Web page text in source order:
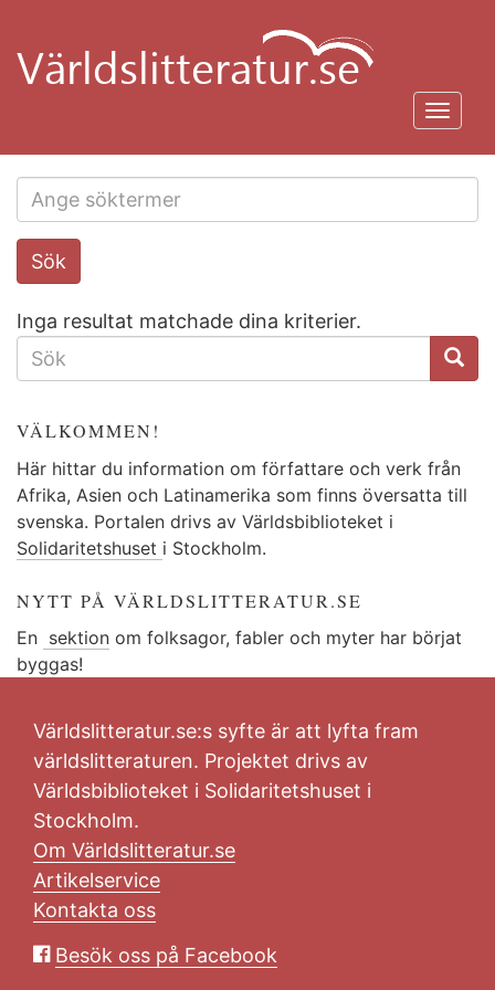
huvudinnehåll
Search
this
Sök
Inga resultat matchade dina kriterier.
SÖKFORMULÄR
VÄLKOMMEN!
Här hittar du information om författare och verk från
Afrika, Asien och Latinamerika som finns översatta till
svenska. Portalen drivs av Världsbiblioteket i
Solidaritetshuset i Stockholm.
NYTT PÅ VÄRLDSLITTERATUR.SE
En sektion om folksagor, fabler och myter har börjat
byggas!
Världslitteratur.se:s syfte är att lyfta fram
världslitteraturen. Projektet drivs av
Världsbiblioteket i Solidaritetshuset i
Stockholm.
Om Världslitteratur.se
Artikelservice
Kontakta oss
Besök oss på Facebook